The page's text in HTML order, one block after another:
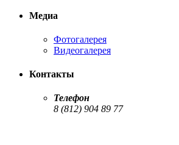
Медиа
Фотогалерея
Видеогалерея
Контакты
Телефон
8 (812) 904 89 77